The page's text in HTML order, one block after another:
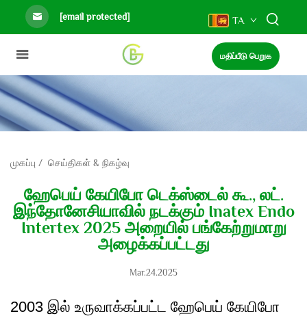
[email protected] TA
மதிப்பீடு பெறுக
முகப்பு / செய்திகள் & நிகழ்வு
ஹேபெய் கேயிபோ டெக்ஸ்டைல் கூ., லட்.
இந்தோனேசியாவில் நடக்கும் Inatex Endo
Intertex 2025 அறையில் பங்கேற்றுமாறு
அழைக்கப்பட்டது
Mar.24.2025
2003 இல் உருவாக்கப்பட்ட ஹேபெய் கேயிபோ